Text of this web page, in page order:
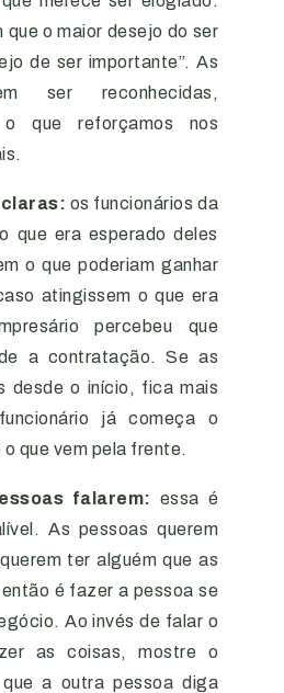
que o maior desejo do ser
de ser importante”. As
ser reconhecidas,
que reforçamos nos
os funcionários da
que era esperado deles
o que poderiam ganhar
atingissem o que era
percebeu que
a contratação. Se as
desde o início, fica mais
já começa o
que vem pela frente.
falarem: essa é
As pessoas querem
ter alguém que as
é fazer a pessoa se
Ao invés de falar o
as coisas, mostre o
a outra pessoa diga